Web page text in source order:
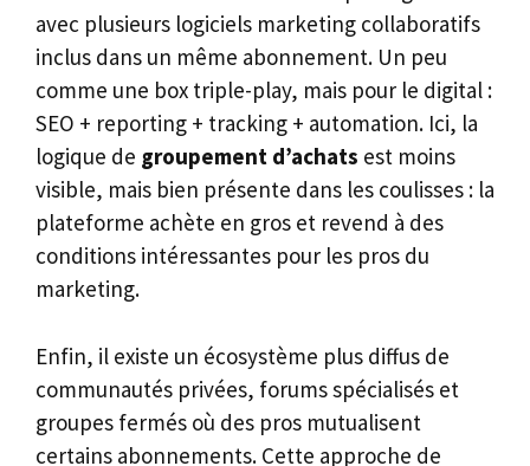
avec plusieurs logiciels marketing collaboratifs
inclus dans un même abonnement. Un peu
comme une box triple-play, mais pour le digital :
SEO + reporting + tracking + automation. Ici, la
logique de groupement d’achats est moins
visible, mais bien présente dans les coulisses : la
plateforme achète en gros et revend à des
conditions intéressantes pour les pros du
marketing.
Enfin, il existe un écosystème plus diffus de
communautés privées, forums spécialisés et
groupes fermés où des pros mutualisent
certains abonnements. Cette approche de